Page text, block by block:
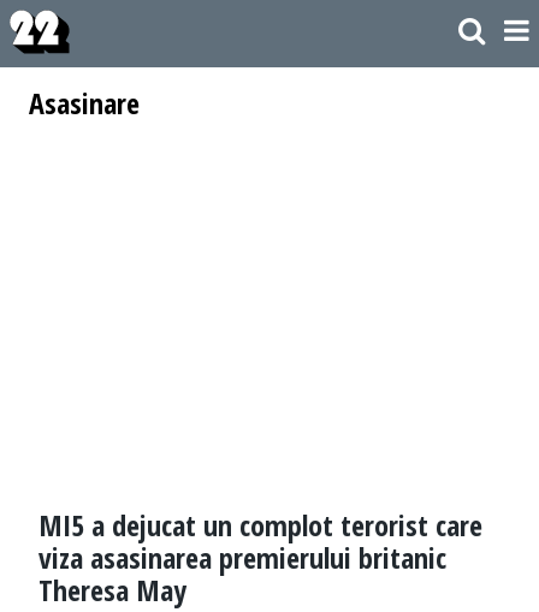
Asasinare
MI5 a dejucat un complot terorist care
viza asasinarea premierului britanic
Theresa May